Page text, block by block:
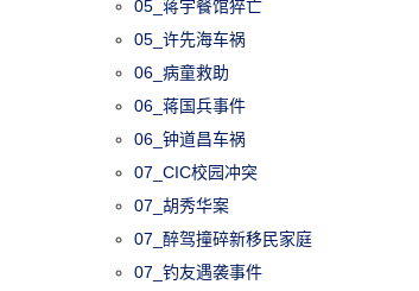
05_蒋宇餐馆猝亡
05_许先海车祸
06_病童救助
06_蒋国兵事件
06_钟道昌车祸
07_CIC校园冲突
07_胡秀华案
07_醉驾撞碎新移民家庭
07_钓友遇袭事件